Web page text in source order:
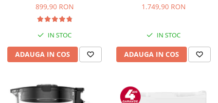
899,90 RON
IN STOC
ADAUGA IN COS
1.749,90 RON
IN STOC
ADAUGA IN COS